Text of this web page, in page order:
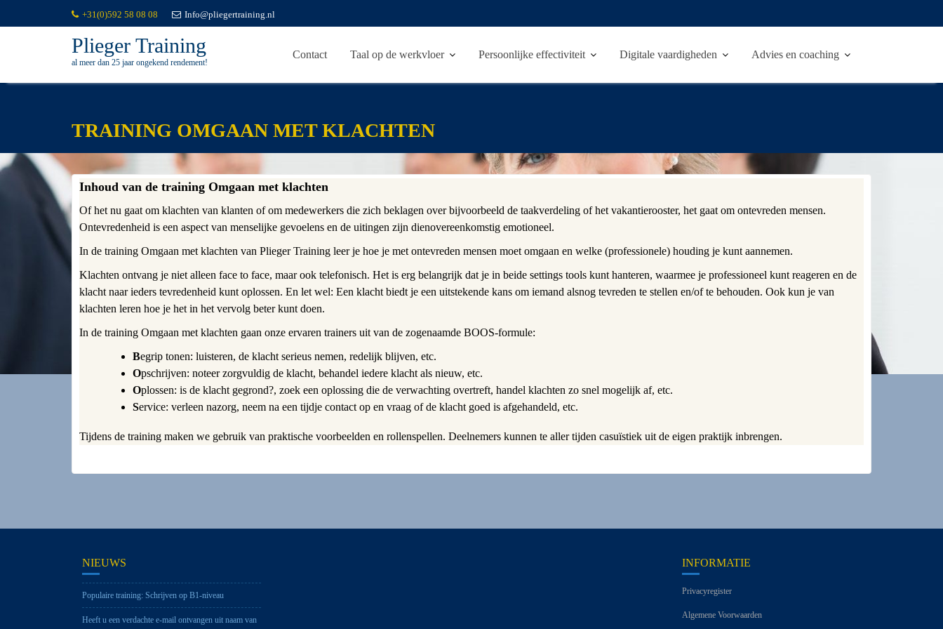
+31(0)592 58 08 08 Info@pliegertraining.nl
Plieger Training
al meer dan 25 jaar ongekend rendement!
Contact Taal op de werkvloer Persoonlijke effectiviteit Digitale vaardigheden Advies en coaching
TRAINING OMGAAN MET KLACHTEN
Inhoud van de training Omgaan met klachten
Of het nu gaat om klachten van klanten of om medewerkers die zich beklagen over bijvoorbeeld de taakverdeling of het vakantierooster, het gaat om ontevreden mensen.
Ontevredenheid is een aspect van menselijke gevoelens en de uitingen zijn dienovereen­komstig emotioneel.
In de training Omgaan met klachten van Plieger Training leer je hoe je met ontevreden mensen moet omgaan en welke (professionele) houding je kunt aannemen.
Klachten ontvang je niet alleen face to face, maar ook telefonisch. Het is erg belangrijk dat je in beide settings tools kunt hanteren, waarmee je professioneel kunt reageren en de
klacht naar ieders tevredenheid kunt oplossen. En let wel: Een klacht biedt je een uitstekende kans om iemand alsnog tevreden te stellen en/of te behouden. Ook kun je van
klachten leren hoe je het in het vervolg beter kunt doen.
In de training Omgaan met klachten gaan onze ervaren trainers uit van de zogenaamde BOOS-formule:
Begrip tonen: luisteren, de klacht serieus nemen, redelijk blijven, etc.
Opschrijven: noteer zorgvuldig de klacht, behandel iedere klacht als nieuw, etc.
Oplossen: is de klacht gegrond?, zoek een oplossing die de verwachting overtreft, handel klachten zo snel mogelijk af, etc.
Service: verleen nazorg, neem na een tijdje contact op en vraag of de klacht goed is afgehandeld, etc.
Tijdens de training maken we gebruik van praktische voorbeelden en rollenspellen. Deelnemers kunnen te aller tijden casuïstiek uit de eigen praktijk inbrengen.
NIEUWS
Populaire training: Schrijven op B1-niveau
Heeft u een verdachte e-mail ontvangen uit naam van
INFORMATIE
Privacyregister
Algemene Voorwaarden